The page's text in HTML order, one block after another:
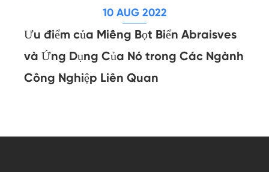
10 AUG 2022
Ưu điểm của Miếng Bọt Biển Abraisves
và Ứng Dụng Của Nó trong Các Ngành
Công Nghiệp Liên Quan